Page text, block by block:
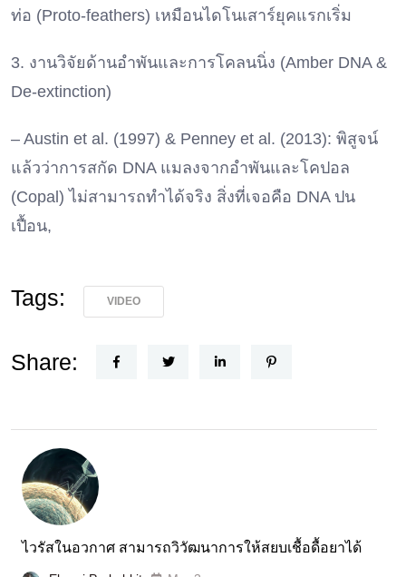
ท่อ (Proto-feathers) เหมือนไดโนเสาร์ยุคแรกเริ่ม
3. งานวิจัยด้านอำพันและการโคลนนิ่ง (Amber DNA &
De-extinction)
– Austin et al. (1997) & Penney et al. (2013): พิสูจน์
แล้วว่าการสกัด DNA แมลงจากอำพันและโคปอล
(Copal) ไม่สามารถทำได้จริง สิ่งที่เจอคือ DNA ปน
เปื้อน,
Tags: VIDEO
Share:
ไวรัสในอวกาศ สามารถวิวัฒนาการให้สยบเชื้อดื้อยาได้